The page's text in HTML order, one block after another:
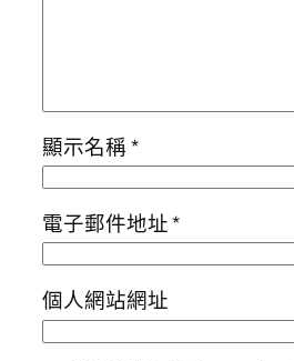
顯示名稱*
電子郵件地址*
個人網站網址